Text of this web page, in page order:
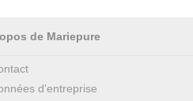
de Mariepure
d'entreprise